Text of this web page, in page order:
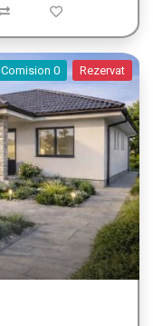
Comision 0 Rezervat